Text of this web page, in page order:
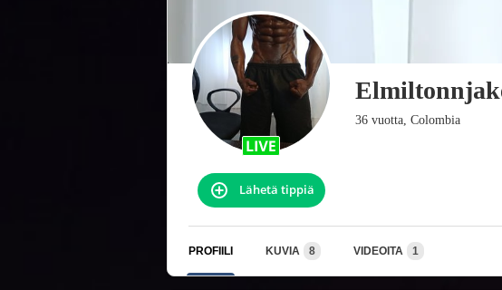
36 vuotta, Colombia
Lähetä tippiä
PROFIILI KUVIA 8 VIDEOITA 1